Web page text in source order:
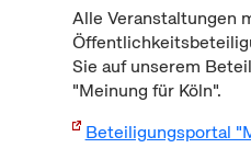
Alle Veranstaltungen
Sie auf unserem
"Meinung für Köln".
Beteiligungsportal